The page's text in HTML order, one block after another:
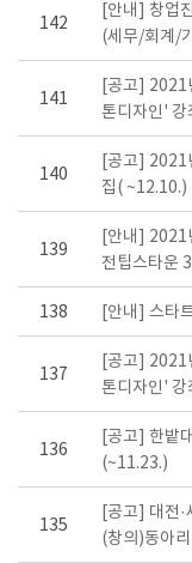
142
[안내] 창업
(세무/회계/
141
[공고] 2021
톤디자인' 강
140
[공고] 2021
집( ~12.10.)
139
[안내] 2021
전팁스타운
138 [안내] 스타
137
[공고] 2021
톤디자인' 강
136
[공고] 한밭
(~11.23.)
135
[공고] 대전
(창의)동아